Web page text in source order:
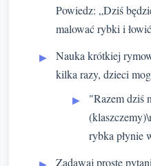
Powiedz: „Dziś
malować rybki i
Nauka krótkiej
kilka razy, dzieci
"Razem dziś
rybka płynie
Zadawaj proste